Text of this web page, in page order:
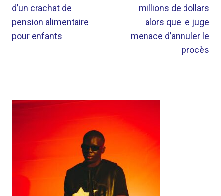
d’un crachat de
pension alimentaire
pour enfants
millions de dollars
alors que le juge
menace d’annuler le
procès